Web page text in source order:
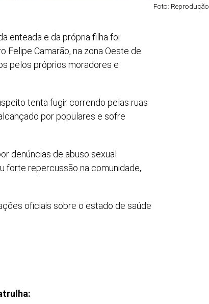
Foto: Reprodução
enteada e da própria filha foi
Felipe Camarão, na zona Oeste de
pelos próprios moradores e
tenta fugir correndo pelas ruas
por populares e sofre
denúncias de abuso sexual
forte repercussão na comunidade,
oficiais sobre o estado de saúde